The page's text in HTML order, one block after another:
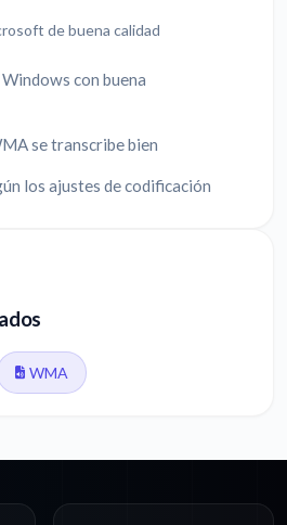
de buena calidad
con buena
se transcribe bien
los ajustes de codificación
WMA